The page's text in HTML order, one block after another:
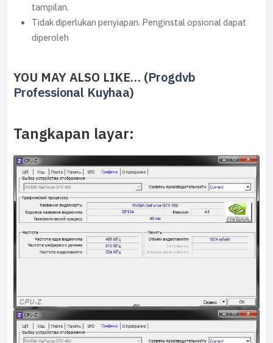
tampilan.
Tidak diperlukan penyiapan. Penginstal opsional dapat
diperoleh
YOU MAY ALSO LIKE… (Progdvb
Professional Kuyhaa)
Tangkapan layar: